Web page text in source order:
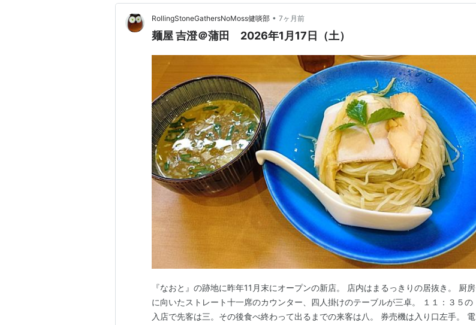
RollingStoneGathersNoMoss健啖部 • 7ヶ月前
麺屋 吉澄＠蒲田 2026年1月17日（土）
『なおと』の跡地に昨年11月末にオープンの新店。 店内はまるっきりの居抜き。 厨房
に向いたストレート十一席のカウンター、四人掛けのテーブルが三卓。 １１：３５の
入店で先客は三。その後食べ終わって出るまでの来客は八。 券売機は入り口左手。 電